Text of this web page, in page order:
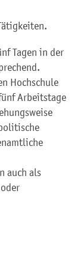
Tagen in der
Hochschule
Arbeitstage
auch als